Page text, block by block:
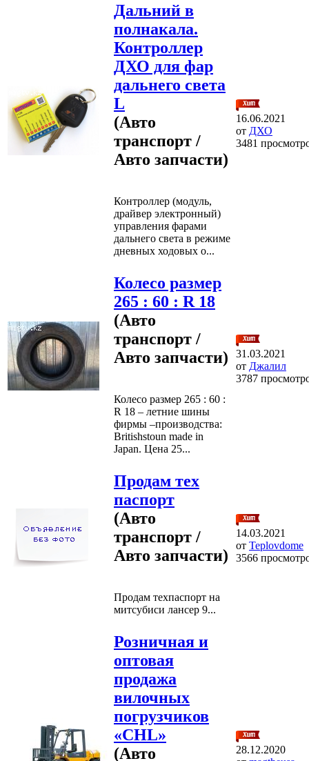
Дальний в
полнакала.
Контроллер
ДХО для фар
дальнего света
L
(Авто
транспорт /
Авто запчасти)
Контроллер (модуль,
драйвер электронный)
управления фарами
дальнего света в режиме
дневных ходовых о...
16.06.2021
от ДХО
3481
Колесо размер
265 : 60 : R 18
(Авто
транспорт /
Авто запчасти)
Колесо размер 265 : 60 :
R 18 – летние шины
фирмы –производства:
Britishstoun made in
Japan. Цена 25...
31.03.2021
от Джалил
3787
Продам тех
паспорт
(Авто
транспорт /
Авто запчасти)
Продам техпаспорт на
митсубиси лансер 9...
14.03.2021
от Teplovdome
3566
Розничная и
оптовая
продажа
вилочных
погрузчиков
«CHL»
(Авто
28.12.2020